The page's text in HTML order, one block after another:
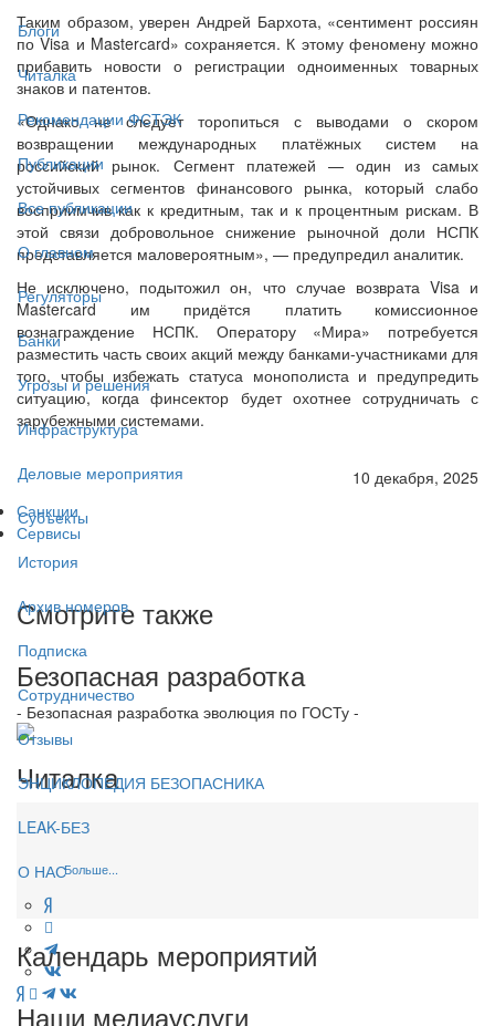
Блоги
Читалка
Рекомендации ФСТЭК
Публикации
Все публикации
О главном
Регуляторы
Банки
Угрозы и решения
Инфраструктура
Деловые мероприятия
Субъекты
История
Архив номеров
Подписка
Сотрудничество
Отзывы
ЭНЦИКЛОПЕДИЯ БЕЗОПАСНИКА
LEAK-БЕЗ
О НАС
Таким образом, уверен Андрей Бархота, «сентимент россиян
по Visa и Masterсard» сохраняется. К этому феномену можно
прибавить новости о регистрации одноименных товарных
знаков и патентов.
«Однако не следует торопиться с выводами о скором
возвращении международных платёжных систем на
российский рынок. Сегмент платежей — один из самых
устойчивых сегментов финансового рынка, который слабо
восприимчив как к кредитным, так и к процентным рискам. В
этой связи добровольное снижение рыночной доли НСПК
представляется маловероятным», — предупредил аналитик.
Не исключено, подытожил он, что случае возврата Visa и
Masterсard им придётся платить комиссионное
вознаграждение НСПК. Оператору «Мира» потребуется
разместить часть своих акций между банками-участниками для
того, чтобы избежать статуса монополиста и предупредить
ситуацию, когда финсектор будет охотнее сотрудничать с
зарубежными системами.
10 декабря, 2025
Санкции
Сервисы
Смотрите также
Безопасная разработка
- Безопасная разработка эволюция по ГОСТу -
Читалка
Больше...
Календарь мероприятий
Наши медиауслуги